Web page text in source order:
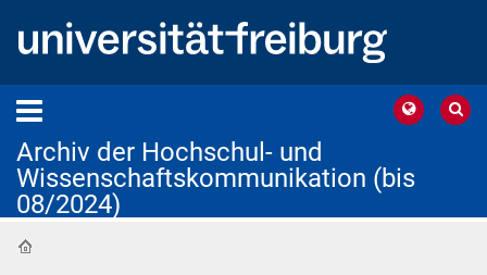
Archiv der Hochschul- und
Wissenschaftskommunikation (bis
08/2024)